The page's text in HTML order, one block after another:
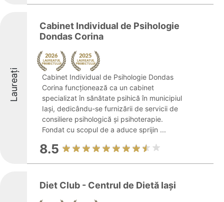
Laureați
Cabinet Individual de Psihologie
Dondas Corina
Cabinet Individual de Psihologie Dondas
Corina funcționează ca un cabinet
specializat în sănătate psihică în municipiul
Iași, dedicându-se furnizării de servicii de
consiliere psihologică și psihoterapie.
Fondat cu scopul de a aduce sprijin ...
8.5
Diet Club - Centrul de Dietă Iași